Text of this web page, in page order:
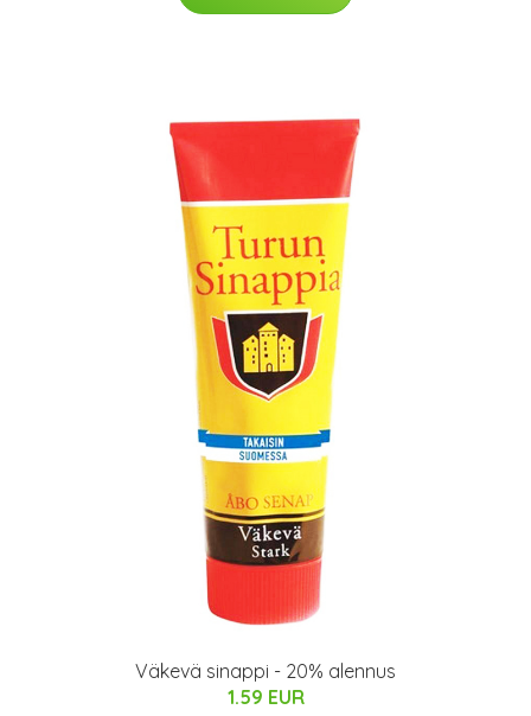
Väkevä sinappi - 20% alennus
1.59 EUR